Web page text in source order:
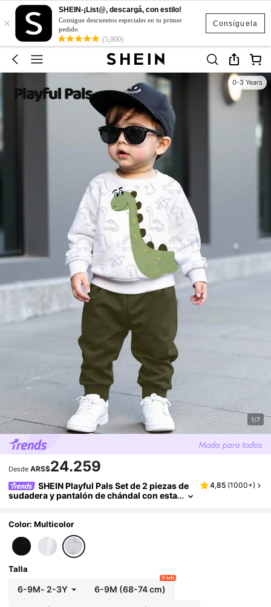
Consíguela
×
SHEIN-¡List@, descargá, con estilo!
Consigue descuentos especiales en tu primer
pedido
(5,000)
0-3 Years
1/7
Desde ARS$24.259
SHEIN Playful Pals Set de 2 piezas de
sudadera y pantalón de chándal con esta
dondo y manga larga, de moda para el otoño
4,85 (1000+)
Color: Multicolor
Talla
6-9M- 2-3Y 6-9M (68-74 cm)
9 left